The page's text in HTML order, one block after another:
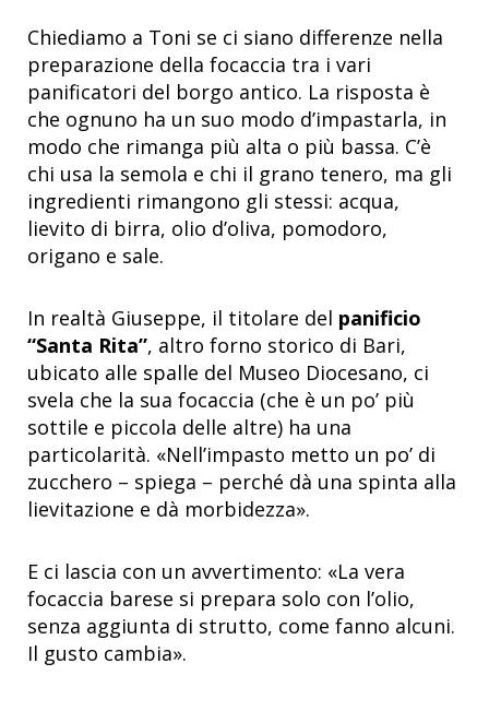
Chiediamo a Toni se ci siano differenze nella
preparazione della focaccia tra i vari
panificatori del borgo antico. La risposta è
che ognuno ha un suo modo d’impastarla, in
modo che rimanga più alta o più bassa. C’è
chi usa la semola e chi il grano tenero, ma gli
ingredienti rimangono gli stessi: acqua,
lievito di birra, olio d’oliva, pomodoro,
origano e sale.
In realtà Giuseppe, il titolare del panificio
“Santa Rita”, altro forno storico di Bari,
ubicato alle spalle del Museo Diocesano, ci
svela che la sua focaccia (che è un po’ più
sottile e piccola delle altre) ha una
particolarità. «Nell’impasto metto un po’ di
zucchero – spiega – perché dà una spinta alla
lievitazione e dà morbidezza».
E ci lascia con un avvertimento: «La vera
focaccia barese si prepara solo con l’olio,
senza aggiunta di strutto, come fanno alcuni.
Il gusto cambia».